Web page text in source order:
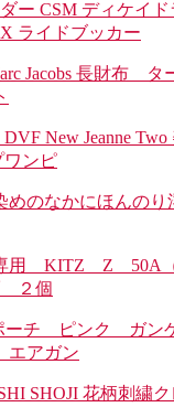
ー CSM ディケイ
ライドブッカー
Jacobs 長財布 タ
New Jeanne
ワンピ
めのなかにほんのり
用 KITZ Z 50A（
２個
ーチ ピンク ガン
アガン
SHOJI 花柄刺繍